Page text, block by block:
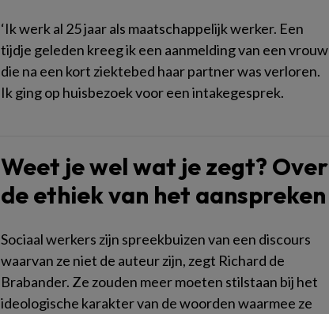
‘Ik werk al 25 jaar als maatschappelijk werker. Een
tijdje geleden kreeg ik een aanmelding van een vrouw
die na een kort ziektebed haar partner was verloren.
Ik ging op huisbezoek voor een intakegesprek.
Weet je wel wat je zegt? Over
de ethiek van het aanspreken
Sociaal werkers zijn spreekbuizen van een discours
waarvan ze niet de auteur zijn, zegt Richard de
Brabander. Ze zouden meer moeten stilstaan bij het
ideologische karakter van de woorden waarmee ze